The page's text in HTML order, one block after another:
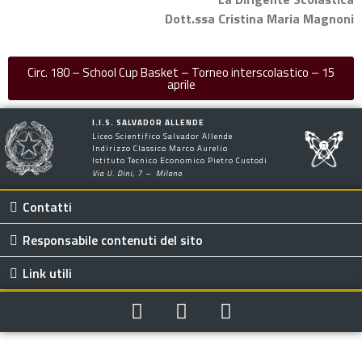
Dott.ssa Cristina Maria Magnoni
Circ. 180 – School Cup Basket – Torneo interscolastico – 15
aprile
I.I.S. SALVADOR ALLENDE
Liceo Scientifico Salvador Allende
Indirizzo Classico Marco Aurelio
Istituto Tecnico Economico Pietro Custodi
Via U. Dini, 7 – Milano
Contatti
Responsabile contenuti del sito
Link utili